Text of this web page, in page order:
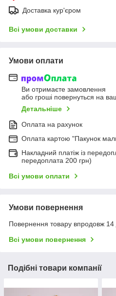
Доставка кур'єром
Всі умови доставки
Умови оплати
Ви отримаєте замовлення
або гроші повернуться на
Детальніше
Оплата на рахунок
Оплата картою "Пакунок
Накладний платіж із
передоплата 200 грн)
Всі умови оплати
Умови повернення
Повернення товару впродовж 14
Всі умови повернення
Подібні товари компанії